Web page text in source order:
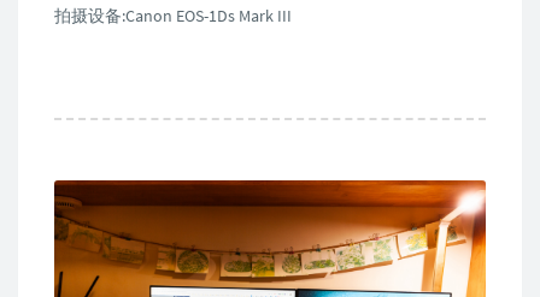
拍摄设备:Canon EOS-1Ds Mark III